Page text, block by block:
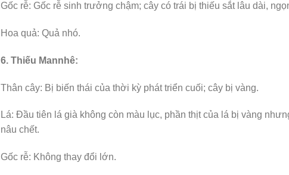
Gốc rễ: Gốc rễ sinh trưởng chậm; cây có trái bị thiếu sắt lâu dài,
Hoa quả: Quả nhó.
6. Thiếu Mannhê:
Thân cây: Bị biến thái của thời kỳ phát triển cuối; cây bị vàng.
Lá: Đầu tiên lá già không còn màu lục, phần thịt của lá bị vàng
nâu chết.
Gốc rễ: Không thay đổi lớn.